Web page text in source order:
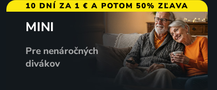
10 DNÍ ZA 1 € A POTOM 50% ZĽAVA
MINI
Pre nenáročných
divákov